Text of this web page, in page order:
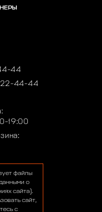
44
44-44
19:00
файлы
о
сайта).
сайт,
с